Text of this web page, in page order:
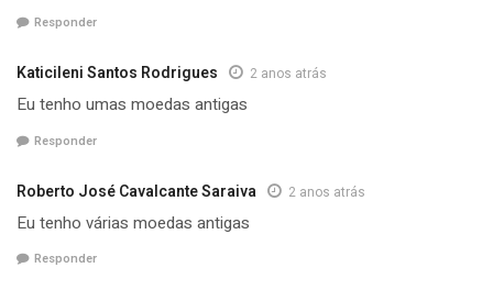
Responder
Katicileni Santos Rodrigues 2 anos atrás
Eu tenho umas moedas antigas
Responder
Roberto José Cavalcante Saraiva 2 anos atrás
Eu tenho várias moedas antigas
Responder